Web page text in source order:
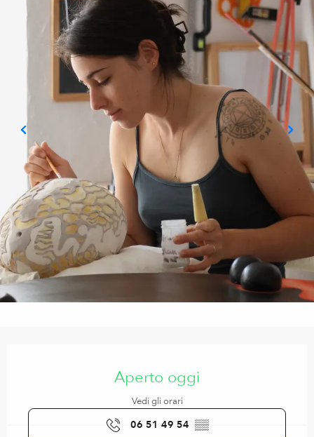
Aperto oggi
Vedi gli orari
06 51 49 54 ▒▒